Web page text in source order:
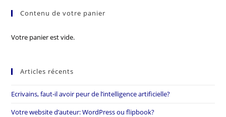
Contenu de votre panier
Votre panier est vide.
Articles récents
Ecrivains, faut-il avoir peur de l’intelligence artificielle?
Votre website d’auteur: WordPress ou flipbook?